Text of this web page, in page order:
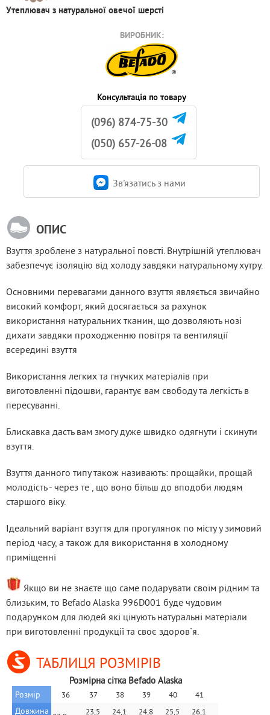
Утеплювач з натуральної овечої шерсті
ВИРОБНИК:
Консультація по товару
(096) 874-75-30
(050) 657-26-08
Зв'язатись з нами
ОПИС
Взуття зроблене з натуральної повсті. Внутрішній утеплювач
забезпечує ізоляцію від холоду завдяки натуральному хутру.
Основними перевагами данного взуття являється звичайно
високий комфорт, який досягається за рахунок
використання натуральних тканин, що дозволяють нозі
дихати завдяки проходженню повітря та вентиляції
всередині взуття
Використання легких та гнучких матеріалів при
виготовленні підошви, гарантує вам свободу та легкість в
пересуванні.
Блискавка дасть вам змогу дуже швидко одягнути і скинути
взуття.
Взуття данного типу також називають: прощайки, прощай
молодість - через те , що воно більш до вподоби людям
старшого віку.
Ідеальний варіант взуття для прогулянок по місту у зимовий
період часу, а також для використання в холодному
приміщенні
Якщо ви не знаєте що саме подарувати своїм рідним та
близьким, то Befado Alaska 996D001 буде чудовим
подарунком для людей які цінують натуральні матеріали
при виготовленні продукції та своє здоров`я.
ТАБЛИЦЯ РОЗМІРІВ
Розмірна сітка Befado Alaska
Розмір 36 37 38 39 40 41
Довжина 23,5 24,1 24,8 25,5 26,1